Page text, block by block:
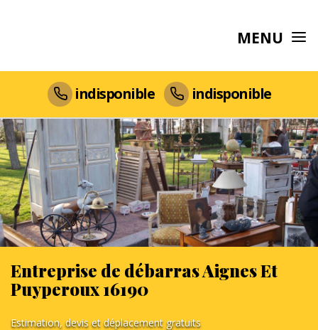
MENU
indisponible indisponible
Entreprise de débarras Aignes Et
Puyperoux 16190
Estimation, devis et déplacement gratuits